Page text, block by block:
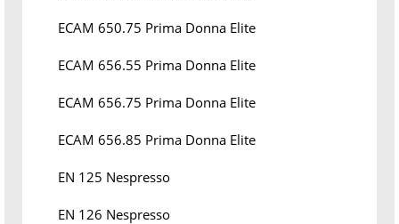
ECAM 650.75 Prima Donna Elite
ECAM 656.55 Prima Donna Elite
ECAM 656.75 Prima Donna Elite
ECAM 656.85 Prima Donna Elite
EN 125 Nespresso
EN 126 Nespresso